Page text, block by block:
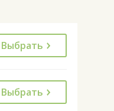
Выбрать
Выбрать